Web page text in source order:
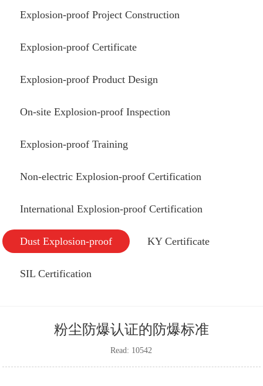
Explosion-proof Project Construction
Explosion-proof Certificate
Explosion-proof Product Design
On-site Explosion-proof Inspection
Explosion-proof Training
Non-electric Explosion-proof Certification
International Explosion-proof Certification
Dust Explosion-proof KY Certificate
SIL Certification
粉尘防爆认证的防爆标准
Read: 10542